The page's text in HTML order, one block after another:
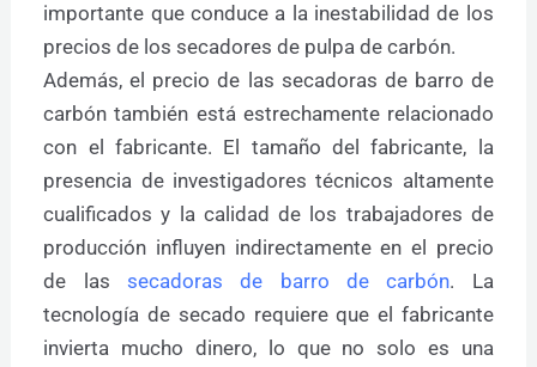
importante que conduce a la inestabilidad de los
precios de los secadores de pulpa de carbón.
Además, el precio de las secadoras de barro de
carbón también está estrechamente relacionado
con el fabricante. El tamaño del fabricante, la
presencia de investigadores técnicos altamente
cualificados y la calidad de los trabajadores de
producción influyen indirectamente en el precio
de las secadoras de barro de carbón. La
tecnología de secado requiere que el fabricante
invierta mucho dinero, lo que no solo es una